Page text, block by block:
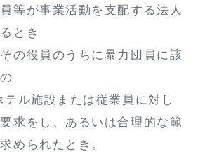
事業活動を支配する法人
とき
員のうちに暴力団員に該
テル施設または従業員に対し
求をし、あるいは合理的な範
められたとき。